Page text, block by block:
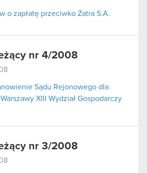
o zapłatę przeciwko Zatra S.A.
nr 4/2008
Sądu Rejonowego dla
XIII Wydział Gospodarczy
nr 3/2008